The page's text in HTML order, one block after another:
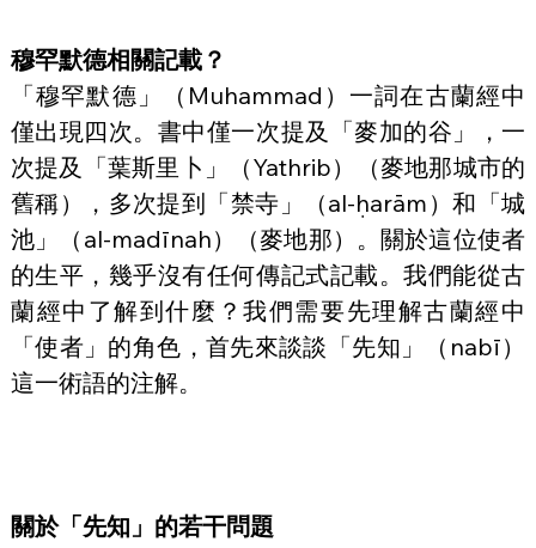
穆罕默德相關記載？
「穆罕默德」（Muhammad）一詞在古蘭經中
僅出現四次。書中僅一次提及「麥加的谷」，一
次提及「葉斯里卜」（Yathrib）（麥地那城市的
舊稱），多次提到「禁寺」（al-ḥarām）和「城
池」（al-madīnah）（麥地那）。關於這位使者
的生平，幾乎沒有任何傳記式記載。我們能從古
蘭經中了解到什麼？我們需要先理解古蘭經中
「使者」的角色，首先來談談「先知」（nabī）
這一術語的注解。
關於「先知」的若干問題